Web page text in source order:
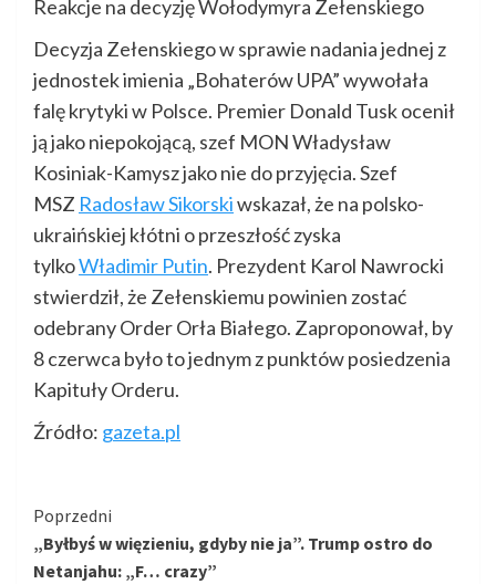
Reakcje na decyzję Wołodymyra Zełenskiego
Decyzja Zełenskiego w sprawie nadania jednej z
jednostek imienia „Bohaterów UPA” wywołała
falę krytyki w Polsce. Premier Donald Tusk ocenił
ją jako niepokojącą, szef MON Władysław
Kosiniak-Kamysz jako nie do przyjęcia. Szef
MSZ Radosław Sikorskiwskazał, że na polsko-
ukraińskiej kłótni o przeszłość zyska
tylkoWładimir Putin. Prezydent Karol Nawrocki
stwierdził, że Zełenskiemu powinien zostać
odebrany Order Orła Białego. Zaproponował, by
8 czerwca było to jednym z punktów posiedzenia
Kapituły Orderu.
Źródło: gazeta.pl
Kontynuuj
czytanie
Poprzedni
„Byłbyś w więzieniu, gdyby nie ja”. Trump ostro do
Netanjahu: „F… crazy”